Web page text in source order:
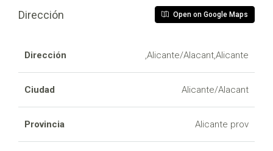
Dirección Open on Google Maps
Dirección ,Alicante/Alacant,Alicante
Ciudad Alicante/Alacant
Provincia Alicante prov